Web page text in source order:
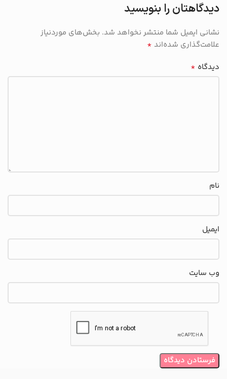
دیدگاهتان را بنویسید
نشانی ایمیل شما منتشر نخواهد شد. بخش‌های موردنیاز
علامت‌گذاری شده‌اند *
دیدگاه *
نام
ایمیل
وب‌ سایت